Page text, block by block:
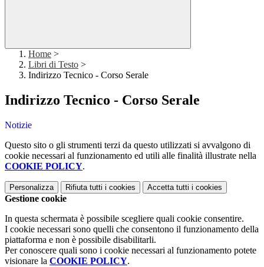
Home >
Libri di Testo >
Indirizzo Tecnico - Corso Serale
Indirizzo Tecnico - Corso Serale
Notizie
Questo sito o gli strumenti terzi da questo utilizzati si avvalgono di
cookie necessari al funzionamento ed utili alle finalità illustrate nella
COOKIE POLICY.
Personalizza Rifiuta tutti i cookies Accetta tutti i cookies
Gestione cookie
In questa schermata è possibile scegliere quali cookie consentire.
I cookie necessari sono quelli che consentono il funzionamento della
piattaforma e non è possibile disabilitarli.
Per conoscere quali sono i cookie necessari al funzionamento potete
visionare la COOKIE POLICY.